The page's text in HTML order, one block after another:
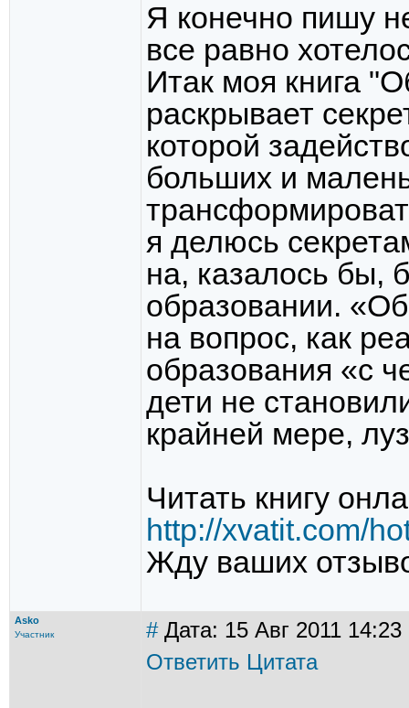
Я конечно пишу
все равно
Итак моя книга
раскрывает
которой
больших и
я делюсь
на, казалось бы,
образовании.
на вопрос, как
образования «с
дети не
крайней мере,
Читать книгу
http://xvatit.com/
Жду ваших
Asko
Участник #Дата: 15 Авг 2011 14:23
Ответить Цитата